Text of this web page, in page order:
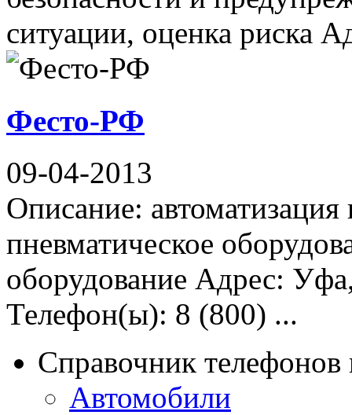
ситуации, оценка риска
Фесто-РФ
09-04-2013
Описание:
пневматическое
оборудование Адрес:
Телефон(ы): 8 (800) ...
Справочник
Автомобили